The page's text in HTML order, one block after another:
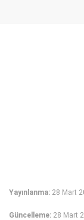
Yayınlanma: 28 Mart
Güncelleme: 28 Mart